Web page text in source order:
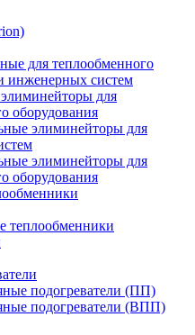
для теплообменного
инженерных систем
для
оборудования
элиминейторы для
элиминейторы для
оборудования
теплообменники
подогреватели (ПП)
подогреватели (ВПП)